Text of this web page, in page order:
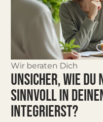
Wir beraten Dich
UNSICHER, WIE DU
SINNVOLL IN
INTEGRIERST?